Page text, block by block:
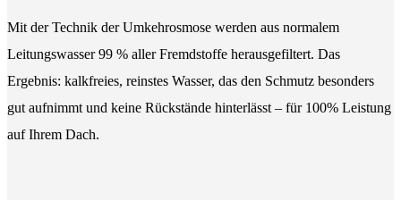
Mit der Technik der Umkehrosmose werden aus normalem
Leitungswasser 99 % aller Fremdstoffe herausgefiltert. Das
Ergebnis: kalkfreies, reinstes Wasser, das den Schmutz besonders
gut aufnimmt und keine Rückstände hinterlässt – für 100% Leistung
auf Ihrem Dach.